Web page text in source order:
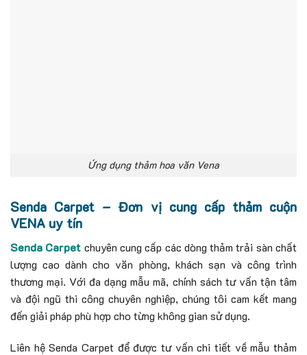
Ứng dụng thảm hoa văn Vena
Senda Carpet – Đơn vị cung cấp thảm cuộn
VENA uy tín
Senda Carpet chuyên cung cấp các dòng thảm trải sàn chất
lượng cao dành cho văn phòng, khách sạn và công trình
thương mại. Với đa dạng mẫu mã, chính sách tư vấn tận tâm
và đội ngũ thi công chuyên nghiệp, chúng tôi cam kết mang
đến giải pháp phù hợp cho từng không gian sử dụng.
Liên hệ Senda Carpet để được tư vấn chi tiết về mẫu thảm